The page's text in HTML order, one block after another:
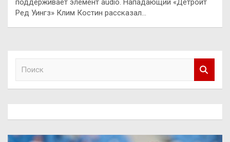
поддерживает элемент audio. Нападающий «Детройт
Ред Уингз» Клим Костин рассказал…